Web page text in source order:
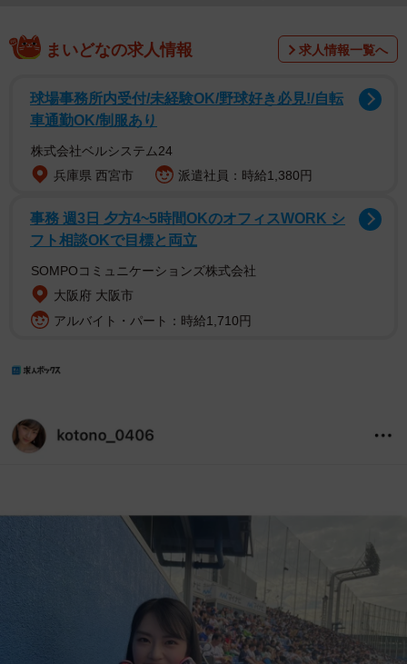
まいどなの求人情報 求人情報一覧へ
球場事務所内受付/未経験OK/野球好き必見!/自転
車通勤OK/制服あり
株式会社ベルシステム24
兵庫県 西宮市
派遣社員：時給1,380円
事務 週3日 夕方4~5時間OKのオフィスWORK シ
フト相談OKで目標と両立
SOMPOコミュニケーションズ株式会社
大阪府 大阪市
アルバイト・パート：時給1,710円